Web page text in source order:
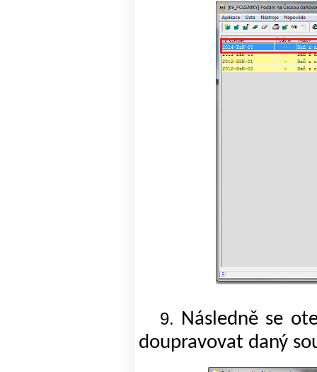
9. Následně se
doupravovat daný